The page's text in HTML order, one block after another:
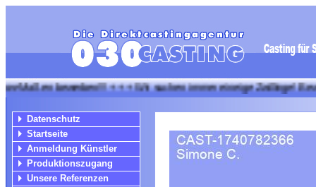
+ + + Wir suchen immer eineige Zwillinge!
Datenschutz
Startseite
Anmeldung Künstler
Produktionszugang
Unsere Referenzen